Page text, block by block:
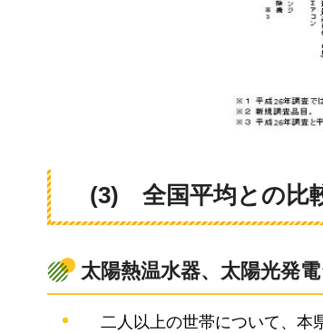
(3) 全国平均との比
太陽熱温水器、太陽光発
二 人以上の世帯について、